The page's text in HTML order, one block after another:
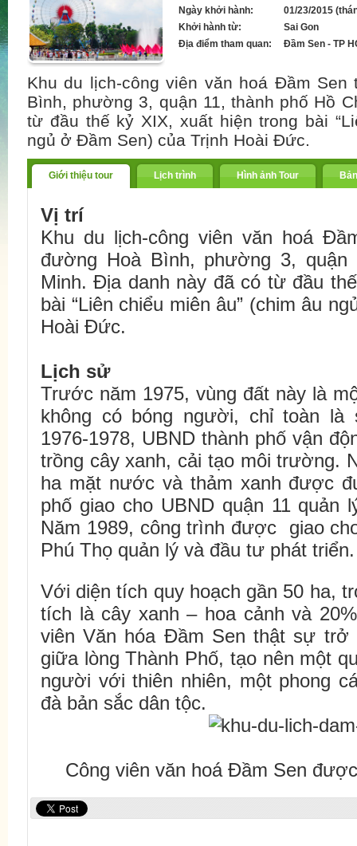
Ngày khởi hành:
01/23/2015
Khởi hành từ:
Sai Gon
Địa điểm tham quan:
Đầm Sen - TP
Khu du lịch-công viên văn hoá Đầm
Bình, phường 3, quận 11, thành phố Hồ
từ đầu thế kỷ XIX, xuất hiện trong bài
ngủ ở Đầm Sen) của Trịnh Hoài Đức.
Giới thiệu tour Lịch trình Hình ảnh Tour
Vị trí
Khu du lịch-công viên văn hoá
đường Hoà Bình, phường 3,
Minh. Địa danh này đã có từ đầu
bài “Liên chiểu miên âu” (chim âu
Hoài Đức.
Lịch sử
Trước năm 1975, vùng đất này là
không có bóng người, chỉ toàn là
1976-1978, UBND thành phố vận
trồng cây xanh, cải tạo môi trường.
ha mặt nước và thảm xanh được
phố giao cho UBND quận 11 quản
Năm 1989, công trình được giao
Phú Thọ quản lý và đầu tư phát triển.
Với diện tích quy hoạch gần 50 ha,
tích là cây xanh – hoa cảnh và
viên Văn hóa Đầm Sen thật sự trở
giữa lòng Thành Phố, tạo nên một
người với thiên nhiên, một phong
đà bản sắc dân tộc.
Công viên văn hoá Đầm Sen